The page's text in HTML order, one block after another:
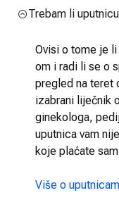
Trebam li
Ovisi o tome je
om i radi li se o
pregled na teret
izabrani liječnik
ginekologa,
uputnica vam
koje plaćate
Više o